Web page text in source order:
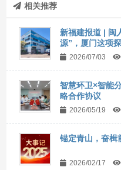
相关推荐
新福建报道 | 闽
源”，厦门这项
2026/07/03
智慧环卫×智能
略合作协议
2026/05/19
锚定青山，奋楫
2026/02/17